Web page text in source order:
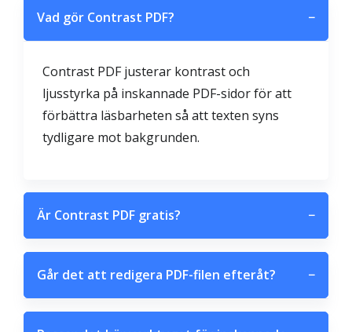
Vad gör Contrast PDF? −
Contrast PDF justerar kontrast och
ljusstyrka på inskannade PDF-sidor för att
förbättra läsbarheten så att texten syns
tydligare mot bakgrunden.
Är Contrast PDF gratis? −
Går det att redigera PDF-filen efteråt? −